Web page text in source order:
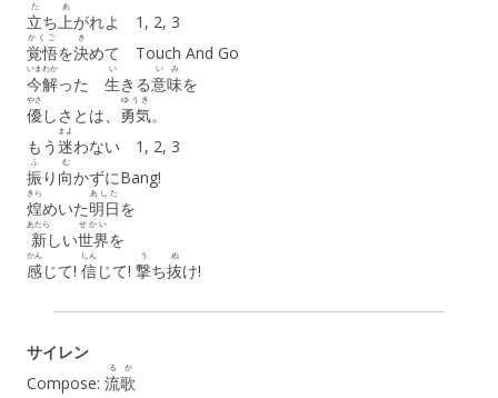
立
た
ち上
あ
がれよ 1, 2, 3
覚悟
かくご
を決
き
めて Touch And Go
今
いま
解
わか
った 生
い
きる意味
いみ
を
優
やさ
しさとは、 勇気
ゆうき
。
もう迷
まよ
わない 1, 2, 3
振
ふ
り 向
む
かずにBang!
煌
きら
めいた明日
あした
を
新
あたら
しい世界
せかい
を
感
かん
じて! 信
しん
じて! 撃
う
ち抜
ぬ
け!
サイレン
Compose: 流歌
るか